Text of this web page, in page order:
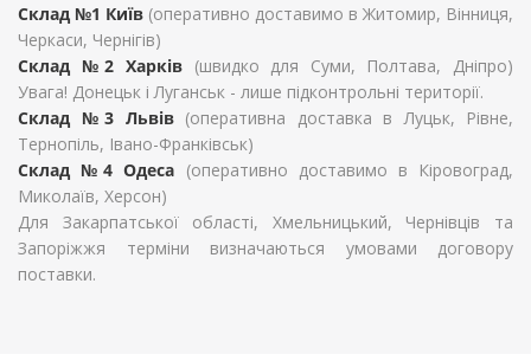
Склад №1 Київ (оперативно доставимо в Житомир, Вінниця,
Черкаси, Чернігів)
Склад №2 Харків(швидко для Суми, Полтава, Дніпро)
Увага! Донецьк і Луганськ - лише підконтрольні території.
Склад №3 Львів(оперативна доставка в Луцьк, Рівне,
Тернопіль, Івано-Франківськ)
Склад №4 Одеса (оперативно доставимо в Кіровоград,
Миколаїв, Херсон)
Для Закарпатської області, Хмельницький, Чернівців та
Запоріжжя терміни визначаються умовами договору
поставки.